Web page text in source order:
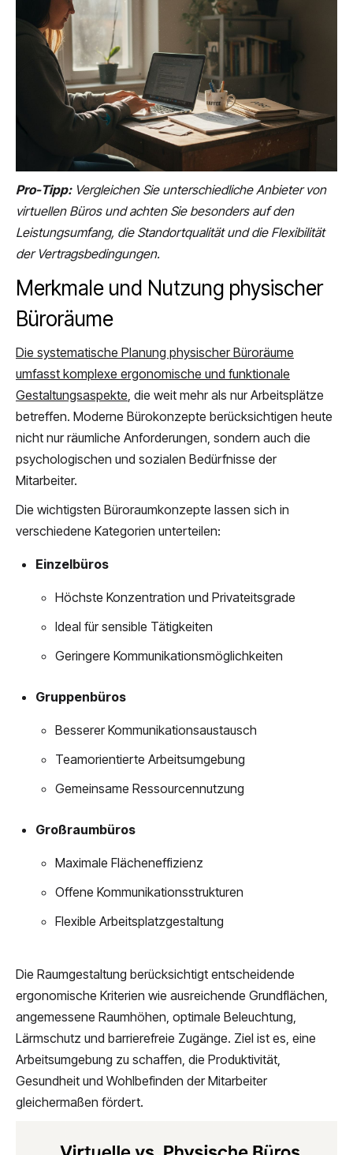
Pro-Tipp: Vergleichen Sie unterschiedliche Anbieter von
virtuellen Büros und achten Sie besonders auf den
Leistungsumfang, die Standortqualität und die Flexibilität
der Vertragsbedingungen.
Merkmale und Nutzung physischer
Büroräume
Die systematische Planung physischer Büroräume
umfasst komplexe ergonomische und funktionale
Gestaltungsaspekte, die weit mehr als nur Arbeitsplätze
betreffen. Moderne Bürokonzepte berücksichtigen heute
nicht nur räumliche Anforderungen, sondern auch die
psychologischen und sozialen Bedürfnisse der
Mitarbeiter.
Die wichtigsten Büroraumkonzepte lassen sich in
verschiedene Kategorien unterteilen:
Einzelbüros
Höchste Konzentration und Privateitsgrade
Ideal für sensible Tätigkeiten
Geringere Kommunikationsmöglichkeiten
Gruppenbüros
Besserer Kommunikationsaustausch
Teamorientierte Arbeitsumgebung
Gemeinsame Ressourcennutzung
Großraumbüros
Maximale Flächeneffizienz
Offene Kommunikationsstrukturen
Flexible Arbeitsplatzgestaltung
Die Raumgestaltung berücksichtigt entscheidende
ergonomische Kriterien wie ausreichende Grundflächen,
angemessene Raumhöhen, optimale Beleuchtung,
Lärmschutz und barrierefreie Zugänge. Ziel ist es, eine
Arbeitsumgebung zu schaffen, die Produktivität,
Gesundheit und Wohlbefinden der Mitarbeiter
gleichermaßen fördert.